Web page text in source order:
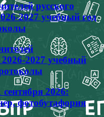
русского
2027 учебный год
2027 учебный
2026:
фотобутафория